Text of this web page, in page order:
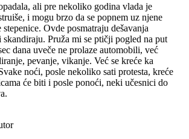
ali pre nekoliko godina vlada je
i mogu brzo da se popnem uz njene
stepenice. Ovde posmatraju dešavanja
skandiraju. Pruža mi se ptičji pogled na put
dana uveče ne prolaze automobili, već
pevanje, vikanje. Već se kreće ka
noći, posle nekoliko sati protesta, kreće
će biti i posle ponoći, neki učesnici do